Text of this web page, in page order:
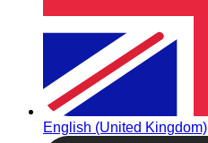
English (United Kingdom)